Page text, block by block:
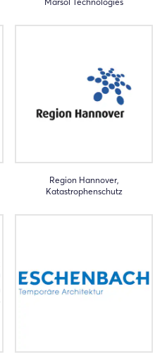
Region Hannover,
Katastrophenschutz